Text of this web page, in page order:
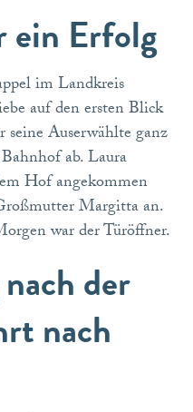
ein Erfolg
im Landkreis
auf den ersten Blick
Auserwählte ganz
ab. Laura
Hof angekommen
Margitta an.
war der Türöffner.
der
nach